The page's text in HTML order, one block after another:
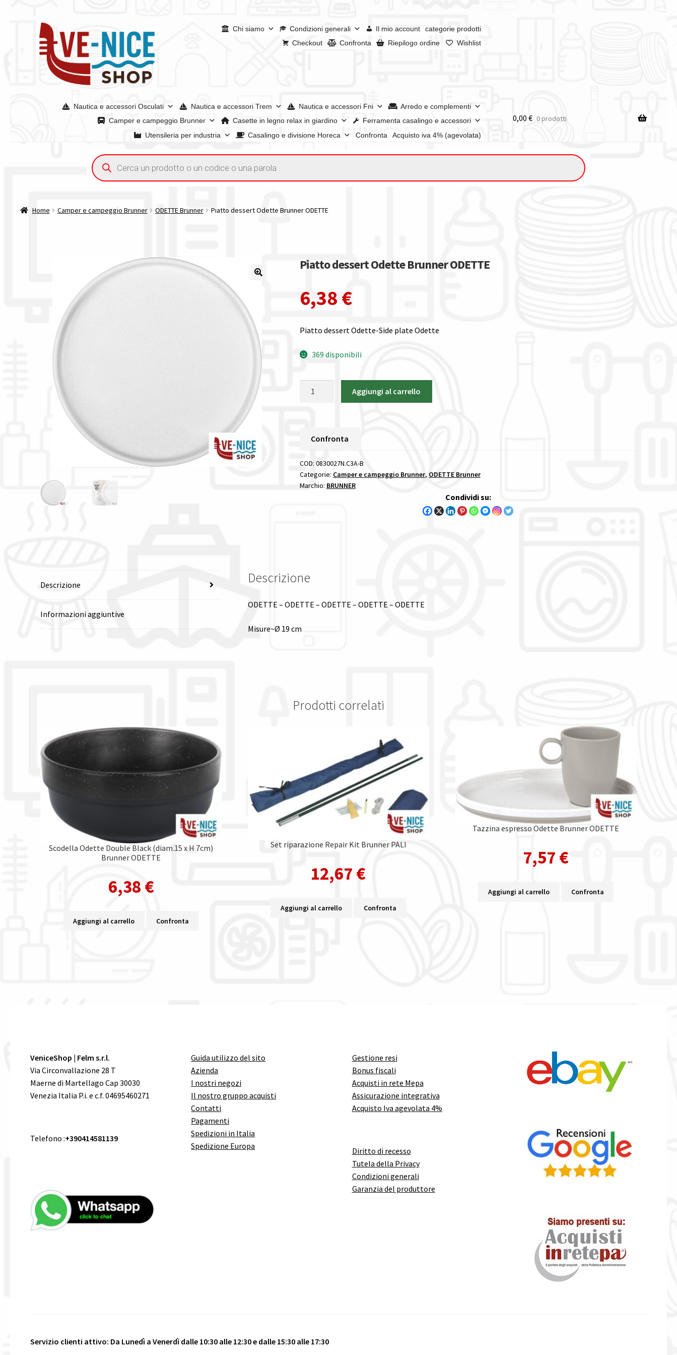
alla
navigazione
contenuto
Chi siamo Condizioni generali Il mio account
categorie prodotti
Checkout
Confronta Riepilogo ordine Wishlist
Nautica e accessori Osculati Nautica e accessori Trem Nautica e accessori Fni
Arredo e complementi
Camper e campeggio Brunner
Casette in legno relax in giardino
Ferramenta casalingo e accessori
Utensileria per industria
Casalingo e divisione Horeca Confronta Acquisto iva 4% (agevolata)
Acquisto iva 4% (agevolata)Chi siamoCondizioni generaliConfrontaConfrontaI nostri negoziRiepilogo ordine
Spedizioni in europaSpedizioni in italiaTutte le categorie dei prodottiWishlistCheckoutIl mio account
0,00 € 0 prodotti
Ricerca
prodotti
Home Camper e campeggio Brunner ODETTE Brunner Piatto dessert Odette Brunner ODETTE
Piatto dessert Odette Brunner ODETTE
6,38 €
Piatto dessert Odette-Side plate Odette
369 disponibili
ODETTE
Aggiungi al carrello
Confronta
COD: 0830027N.C3A-B
Categorie: Camper e campeggio Brunner, ODETTE Brunner
Marchio: BRUNNER
Condividi su:
Descrizione
Informazioni aggiuntive
Descrizione
ODETTE – ODETTE – ODETTE – ODETTE – ODETTE
Misure~Ø 19 cm
Prodotti correlati
Scodella Odette Double Black (diam.15 x H 7cm)
Brunner ODETTE
6,38 €
Aggiungi al carrello Confronta
Set riparazione Repair Kit Brunner PALI
12,67 €
Aggiungi al carrello Confronta
Tazzina espresso Odette Brunner ODETTE
7,57 €
Aggiungi al carrello Confronta
VeniceShop | Felm s.r.l.
Via Circonvallazione 28 T
Maerne di Martellago Cap 30030
Venezia Italia P.i. e c.f. 04695460271
Telefono :+390414581139
Guida utilizzo del sito
Azienda
I nostri negozi
Il nostro gruppo acquisti
Contatti
Pagamenti
Spedizioni in Italia
Spedizione Europa
Gestione resi
Bonus fiscali
Acquisti in rete Mepa
Assicurazione integrativa
Acquisto Iva agevolata 4%
Diritto di recesso
Tutela della Privacy
Condizioni generali
Garanzia del produttore
Servizio clienti attivo: Da Lunedì a Venerdì dalle 10:30 alle 12:30 e dalle 15:30 alle 17:30